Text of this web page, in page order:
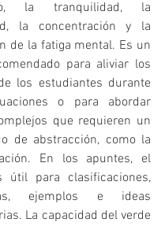
la tranquilidad, la
la concentración y la
de la fatiga mental. Es un
para aliviar los
los estudiantes durante
o para abordar
que requieren un
de abstracción, como la
En los apuntes, el
útil para clasificaciones,
ejemplos e ideas
La capacidad del verde